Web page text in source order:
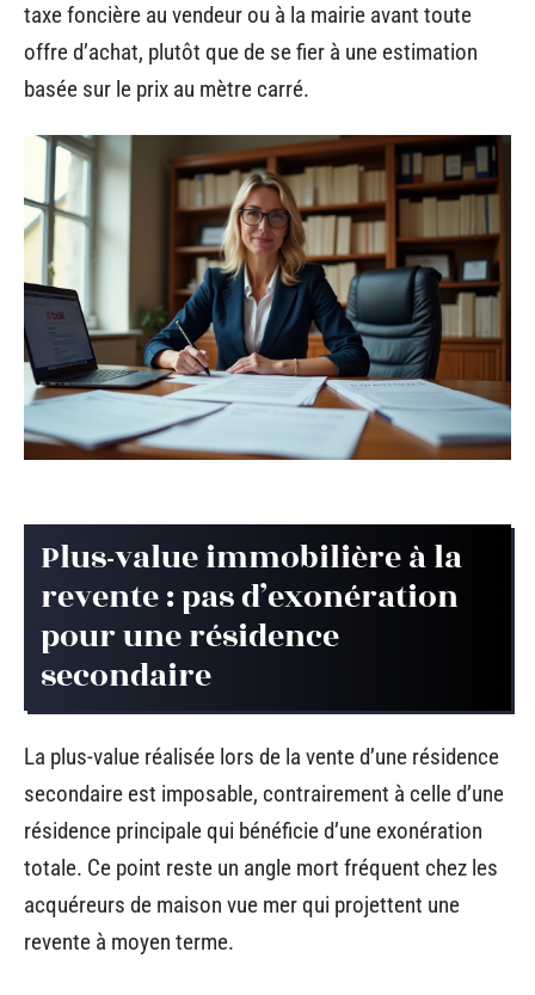
taxe foncière au vendeur ou à la mairie avant toute
offre d’achat, plutôt que de se fier à une estimation
basée sur le prix au mètre carré.
Plus-value immobilière à la
revente : pas d’exonération
pour une résidence
secondaire
La plus-value réalisée lors de la vente d’une résidence
secondaire est imposable, contrairement à celle d’une
résidence principale qui bénéficie d’une exonération
totale. Ce point reste un angle mort fréquent chez les
acquéreurs de maison vue mer qui projettent une
revente à moyen terme.